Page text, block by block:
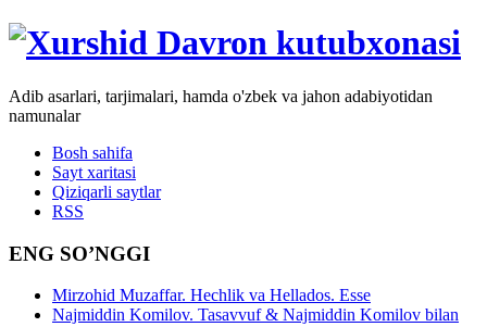
Adib asarlari, tarjimalari, hamda o'zbek va jahon adabiyotidan
namunalar
Bosh sahifa
Sayt xaritasi
Qiziqarli saytlar
RSS
ENG SO’NGGI
Mirzohid Muzaffar. Hechlik va Hellados. Esse
Najmiddin Komilov. Tasavvuf & Najmiddin Komilov bilan